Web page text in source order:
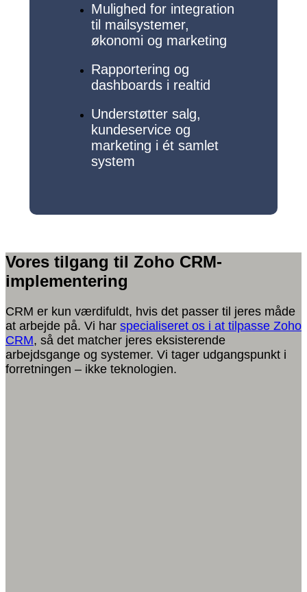
Mulighed for integration
til mailsystemer,
økonomi og marketing
Rapportering og
dashboards i realtid
Understøtter salg,
kundeservice og
marketing i ét samlet
system
Vores tilgang til Zoho CRM-
implementering
CRM er kun værdifuldt, hvis det passer til jeres måde
at arbejde på. Vi har specialiseret os i at tilpasse Zoho
CRM, så det matcher jeres eksisterende
arbejdsgange og systemer. Vi tager udgangspunkt i
forretningen – ikke teknologien.